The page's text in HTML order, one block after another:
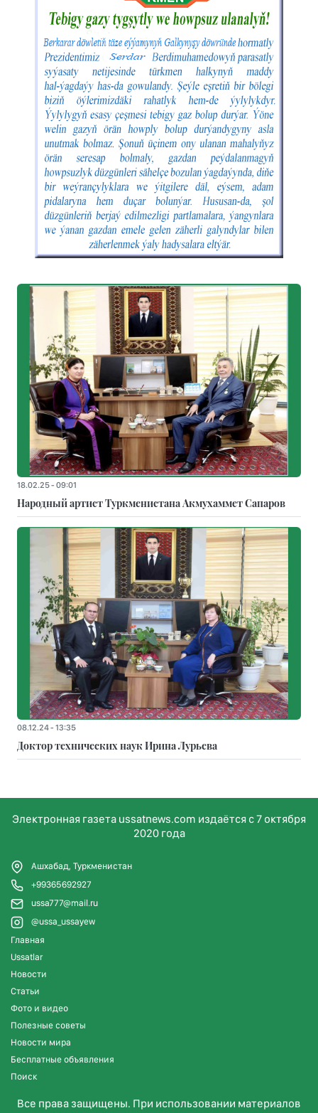
18.02.25 - 09:01
Народный артист Туркменистана Акмухаммет Сапаров
08.12.24 - 13:35
Доктор технических наук Ирина Лурьева
Электронная газета ussatnews.com издаётся с 7 октября
2020 года
Ашхабад, Туркменистан
+99365692927
ussa777@mail.ru
@ussa_ussayew
Главная
Ussatlar
Новости
Статьи
Фото и видео
Полезные советы
Новости мира
Бесплатные объявления
Поиск
Все права защищены. При использовании материалов